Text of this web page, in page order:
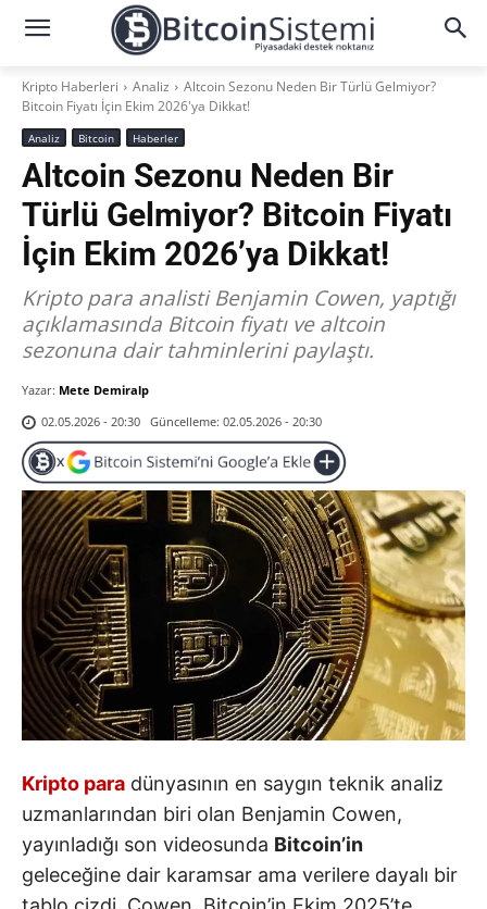
Kripto Haberleri Analiz
Altcoin Sezonu Neden Bir Türlü Gelmiyor?
Bitcoin Fiyatı İçin Ekim 2026'ya Dikkat!
Analiz Bitcoin Haberler
Altcoin Sezonu Neden Bir
Türlü Gelmiyor? Bitcoin Fiyatı
İçin Ekim 2026’ya Dikkat!
Kripto para analisti Benjamin Cowen, yaptığı
açıklamasında Bitcoin fiyatı ve altcoin
sezonuna dair tahminlerini paylaştı.
Yazar: Mete Demiralp
02.05.2026 - 20:30 Güncelleme: 02.05.2026 - 20:30
Kripto para dünyasının en saygın teknik analiz
uzmanlarından biri olan Benjamin Cowen,
yayınladığı son videosunda Bitcoin’in
geleceğine dair karamsar ama verilere dayalı bir